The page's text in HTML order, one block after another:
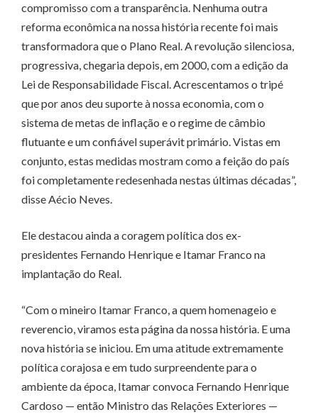
compromisso com a transparência. Nenhuma outra
reforma econômica na nossa história recente foi mais
transformadora que o Plano Real. A revolução silenciosa,
progressiva, chegaria depois, em 2000, com a edição da
Lei de Responsabilidade Fiscal. Acrescentamos o tripé
que por anos deu suporte à nossa economia, com o
sistema de metas de inflação e o regime de câmbio
flutuante e um confiável superávit primário. Vistas em
conjunto, estas medidas mostram como a feição do país
foi completamente redesenhada nestas últimas décadas”,
disse Aécio Neves.
Ele destacou ainda a coragem política dos ex-
presidentes Fernando Henrique e Itamar Franco na
implantação do Real.
“Com o mineiro Itamar Franco, a quem homenageio e
reverencio, viramos esta página da nossa história. E uma
nova história se iniciou. Em uma atitude extremamente
política corajosa e em tudo surpreendente para o
ambiente da época, Itamar convoca Fernando Henrique
Cardoso — então Ministro das Relações Exteriores —